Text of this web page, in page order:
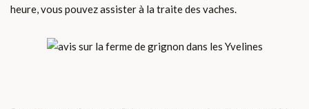
heure, vous pouvez assister à la traite des vaches.